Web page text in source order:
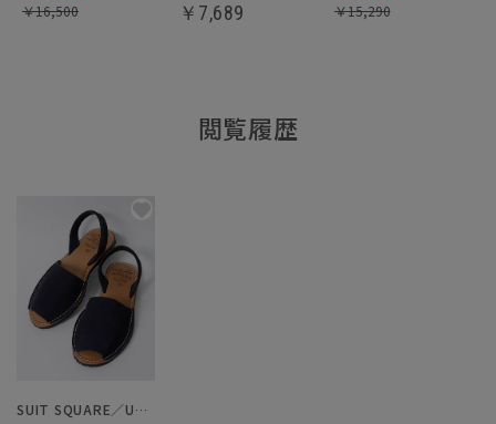
￥16,500 ￥ 7,689 ￥15,290
閲覧履歴
SUIT SQUARE／UNIVERSAL LANGUAGE